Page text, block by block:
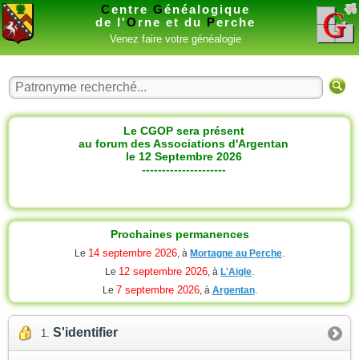
Centre Généalogique
de l'O rne et du Perche
Venez faire votre généalogie
Le CGOP sera présent
au forum des Associations d'Argentan
le 12 Septembre 2026
---------------------
Prochaines permanences
Le 14 septembre 2026, à Mortagne au Perche.
Le 12 septembre 2026, à L'Aigle.
Le 7 septembre 2026, à Argentan.
S'identifier